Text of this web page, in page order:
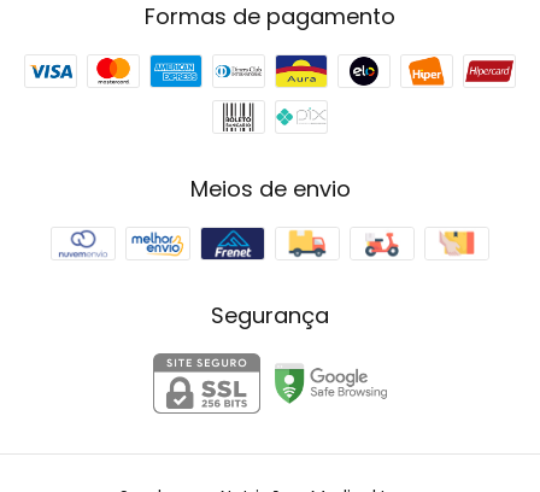
Formas de pagamento
Meios de envio
Segurança